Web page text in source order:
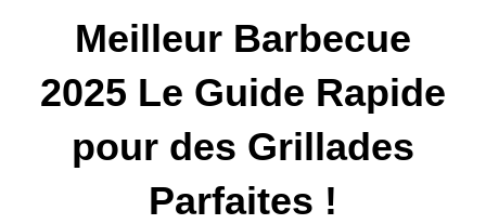
Meilleur Barbecue
2025 Le Guide Rapide
pour des Grillades
Parfaites !